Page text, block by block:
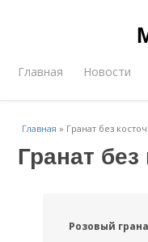
Главная Новости
Главная » Гранат без
Гранат без
Розовый